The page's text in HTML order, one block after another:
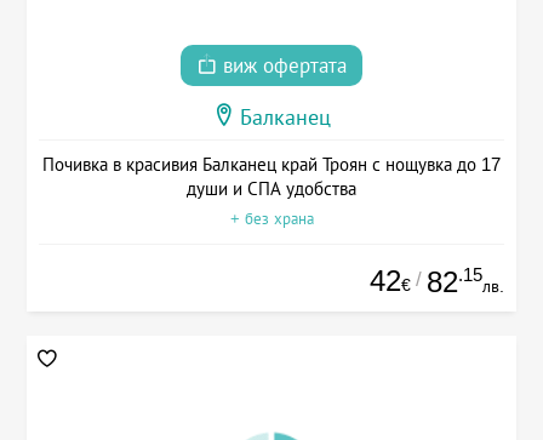
виж офертата
Балканец
Почивка в красивия Балканец край Троян с нощувка до 17
души и СПА удобства
+ без храна
42€ / 82.15
лв.